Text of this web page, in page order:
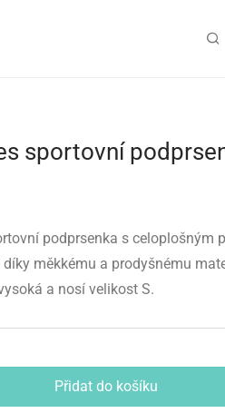
sportovní
podprsenka s celoplošným
měkkému a prodyšnému
a nosí velikost S.
Přidat do košíku